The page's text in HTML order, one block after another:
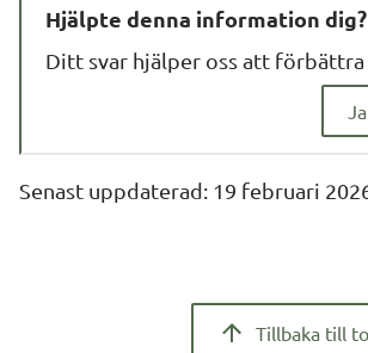
Hjälpte denna information dig?
Ja
Ditt svar hjälper oss att förbättra
Senast uppdaterad: 19 februari
Tillbaka till